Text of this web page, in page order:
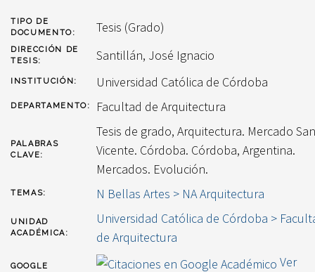
TIPO DE
DOCUMENTO:
Tesis (Grado)
DIRECCIÓN DE
TESIS:
Santillán, José Ignacio
INSTITUCIÓN: Universidad Católica de Córdoba
DEPARTAMENTO: Facultad de Arquitectura
PALABRAS
CLAVE:
Tesis de grado, Arquitectura. Mercado San
Vicente. Córdoba. Córdoba, Argentina.
Mercados. Evolución.
TEMAS: N Bellas Artes > NA Arquitectura
UNIDAD
ACADÉMICA:
Universidad Católica de Córdoba >
de Arquitectura
GOOGLE
Ver